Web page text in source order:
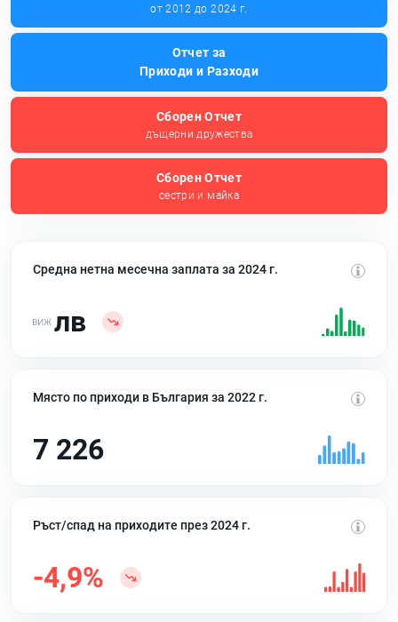
от 2012 до 2024 г.
Отчет за
Приходи и Разходи
Сборен Отчет
дъщерни дружества
Сборен Отчет
сестри и майка
Средна нетна месечна заплата за 2024 г.
лв
Място по приходи в България за 2022 г.
7 226
Ръст/спад на приходите през 2024 г.
-4,9%